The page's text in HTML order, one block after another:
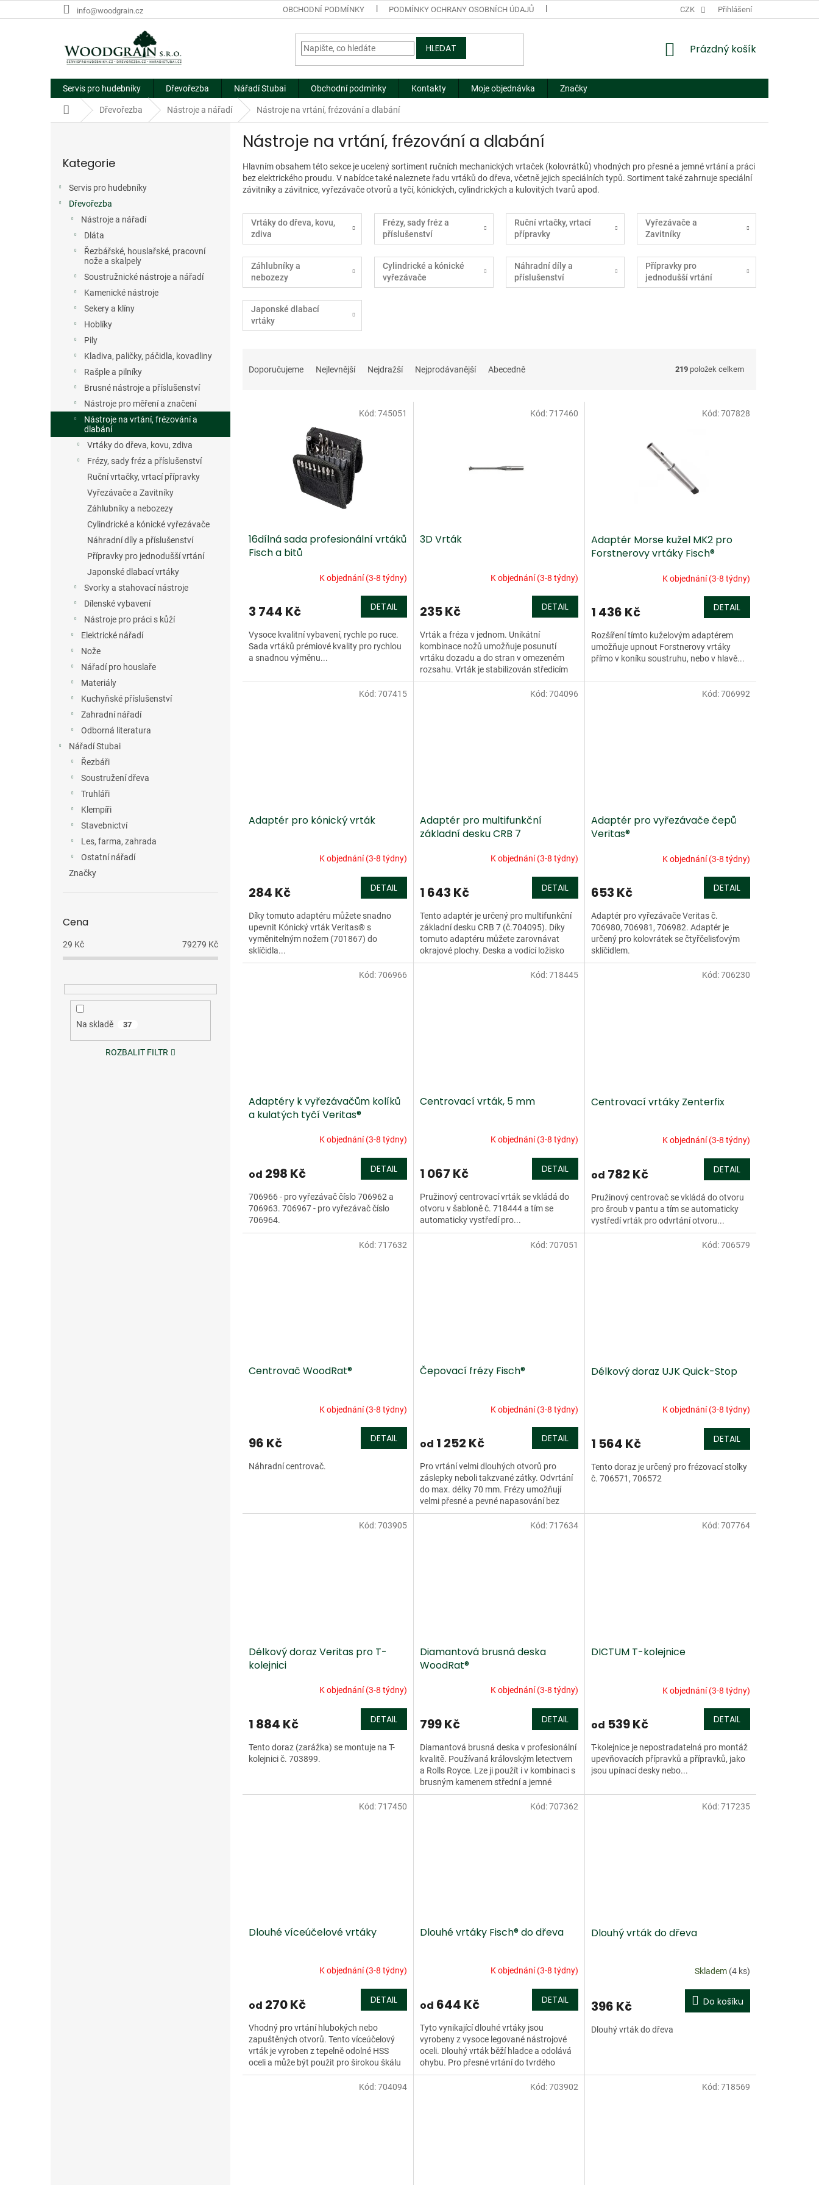
na
info@woodgrain.cz OBCHODNÍ PODMÍNKY PODMÍNKY OCHRANY OSOBNÍCH ÚDAJŮ NÁHRADNÍ PLNĚNÍ
CZK Přihlášení
HLEDAT
NÁKUPNÍ
Prázdný košík
Servis pro hudebníky Dřevořezba Nářadí Stubai Obchodní podmínky Kontakty Moje objednávka Značky
Domů Dřevořezba Nástroje a nářadí Nástroje na vrtání, frézování a dlabání
kategorie
Kategorie
Servis pro hudebníky
Dřevořezba
Nástroje a nářadí
Dláta
Řezbářské, houslařské, pracovní
nože a skalpely
Soustružnické nástroje a nářadí
Kamenické nástroje
Sekery a klíny
Hoblíky
Pily
Kladiva, paličky, páčidla, kovadliny
Rašple a pilníky
Brusné nástroje a příslušenství
Nástroje pro měření a značení
Nástroje na vrtání, frézování a
dlabání
Vrtáky do dřeva, kovu, zdiva
Frézy, sady fréz a příslušenství
Ruční vrtačky, vrtací přípravky
Vyřezávače a Zavitníky
Záhlubníky a nebozezy
Cylindrické a kónické vyřezávače
Náhradní díly a příslušenství
Přípravky pro jednodušší vrtání
Japonské dlabací vrtáky
Svorky a stahovací nástroje
Dílenské vybavení
Nástroje pro práci s kůží
Elektrické nářadí
Nože
Nářadí pro houslaře
Materiály
Kuchyňské příslušenství
Zahradní nářadí
Odborná literatura
Nářadí Stubai
Řezbáři
Soustružení dřeva
Truhláři
Klempíři
Stavebnictví
Les, farma, zahrada
Ostatní nářadí
Značky
Cena
29 Kč 79279 Kč
Na skladě 37
ROZBALIT FILTR
Nástroje na vrtání, frézování a dlabání
Hlavním obsahem této sekce je ucelený sortiment ručních mechanických vrtaček (kolovrátků) vhodných pro přesné a jemné vrtání a práci
bez elektrického proudu. V nabídce také naleznete řadu vrtáků do dřeva, včetně jejich speciálních typů. Sortiment také zahrnuje speciální
závitníky a závitnice, vyřezávače otvorů a tyčí, kónických, cylindrických a kulovitých tvarů apod.
Vrtáky do dřeva, kovu,
zdiva
Frézy, sady fréz a
příslušenství
Ruční vrtačky, vrtací
přípravky
Vyřezávače a
Zavitníky
Záhlubníky a
nebozezy
Cylindrické a kónické
vyřezávače
Náhradní díly a
příslušenství
Přípravky pro
jednodušší vrtání
Japonské dlabací
vrtáky
aDoporučujeme Nejlevnější Nejdražší Nejprodávanější Abecedně 219 položek celkem
16dílná sada profesionální vrtáků
Fisch a bitů
K objednání (3-8 týdny)
3 744 Kč DETAIL
Vysoce kvalitní vybavení, rychle po ruce.
Sada vrtáků prémiové kvality pro rychlou
a snadnou výměnu...
Kód:745051
3D Vrták
K objednání (3-8 týdny)
235 Kč DETAIL
Vrták a fréza v jednom. Unikátní
kombinace nožů umožňuje posunutí
vrtáku dozadu a do stran v omezeném
rozsahu. Vrták je stabilizován středicím
hrotem a dvěma hlavními řeznými...
Kód:717460
Adaptér Morse kužel MK2 pro
Forstnerovy vrtáky Fisch®
K objednání (3-8 týdny)
1 436 Kč DETAIL
Rozšíření tímto kuželovým adaptérem
umožňuje upnout Forstnerovy vrtáky
přímo v koníku soustruhu, nebo v hlavě...
Kód:707828
Adaptér pro kónický vrták
K objednání (3-8 týdny)
284 Kč DETAIL
Díky tomuto adaptéru můžete snadno
upevnit Kónický vrták Veritas® s
vyměnitelným nožem (701867) do
sklíčidla...
Kód:707415
Adaptér pro multifunkční
základní desku CRB 7
K objednání (3-8 týdny)
1 643 Kč DETAIL
Tento adaptér je určený pro multifunkční
základní desku CRB 7 (č.704095). Díky
tomuto adaptéru můžete zarovnávat
okrajové plochy. Deska a vodící ložisko
jsou připojeny k...
Kód:704096
Adaptér pro vyřezávače čepů
Veritas®
K objednání (3-8 týdny)
653 Kč DETAIL
Adaptér pro vyřezávače Veritas č.
706980, 706981, 706982. Adaptér je
určený pro kolovrátek se čtyřčelisťovým
sklíčidlem.
Kód:706992
Adaptéry k vyřezávačům kolíků
a kulatých tyčí Veritas®
K objednání (3-8 týdny)
od 298 Kč DETAIL
706966 - pro vyřezávač číslo 706962 a
706963. 706967 - pro vyřezávač číslo
706964.
Kód:706966
Centrovací vrták, 5 mm
K objednání (3-8 týdny)
1 067 Kč DETAIL
Pružinový centrovací vrták se vkládá do
otvoru v šabloně č. 718444 a tím se
automaticky vystředí pro...
Kód:718445
Centrovací vrtáky Zenterfix
K objednání (3-8 týdny)
od 782 Kč DETAIL
Pružinový centrovač se vkládá do otvoru
pro šroub v pantu a tím se automaticky
vystředí vrták pro odvrtání otvoru...
Kód:706230
Centrovač WoodRat®
K objednání (3-8 týdny)
96 Kč DETAIL
Náhradní centrovač.
Kód:717632
Čepovací frézy Fisch®
K objednání (3-8 týdny)
od 1 252 Kč DETAIL
Pro vrtání velmi dlouhých otvorů pro
záslepky neboli takzvané zátky. Odvrtání
do max. délky 70 mm. Frézy umožňují
velmi přesné a pevné napasování bez
mezer. Vyrobeny z vysoce...
Kód:707051
Délkový doraz UJK Quick-Stop
K objednání (3-8 týdny)
1 564 Kč DETAIL
Tento doraz je určený pro frézovací stolky
č. 706571, 706572
Kód:706579
Délkový doraz Veritas pro T-
kolejnici
K objednání (3-8 týdny)
1 884 Kč DETAIL
Tento doraz (zarážka) se montuje na T-
kolejnici č. 703899.
Kód:703905
Diamantová brusná deska
WoodRat®
K objednání (3-8 týdny)
799 Kč DETAIL
Diamantová brusná deska v profesionální
kvalitě. Používaná královským letectvem
a Rolls Royce. Lze ji použít i v kombinaci s
brusným kamenem střední a jemné
zrnitostí.
Kód:717634
DICTUM T-kolejnice
K objednání (3-8 týdny)
od 539 Kč DETAIL
T-kolejnice je nepostradatelná pro montáž
upevňovacích přípravků a přípravků, jako
jsou upínací desky nebo...
Kód:707764
Dlouhé víceúčelové vrtáky
K objednání (3-8 týdny)
od 270 Kč DETAIL
Vhodný pro vrtání hlubokých nebo
zapuštěných otvorů. Tento víceúčelový
vrták je vyroben z tepelně odolné HSS
oceli a může být použit pro širokou škálu
materiálů. Vrták má...
Kód:717450
Dlouhé vrtáky Fisch® do dřeva
K objednání (3-8 týdny)
od 644 Kč DETAIL
Tyto vynikající dlouhé vrtáky jsou
vyrobeny z vysoce legované nástrojové
oceli. Dlouhý vrták běží hladce a odolává
ohybu. Pro přesné vrtání do tvrdého
dřeva, měkkého dřeva a...
Kód:707362
Dlouhý vrták do dřeva
Skladem (4 ks)
396 Kč Do košíku
Dlouhý vrták do dřeva
Kód:717235
Kód:704094 Kód:703902 Kód:718569